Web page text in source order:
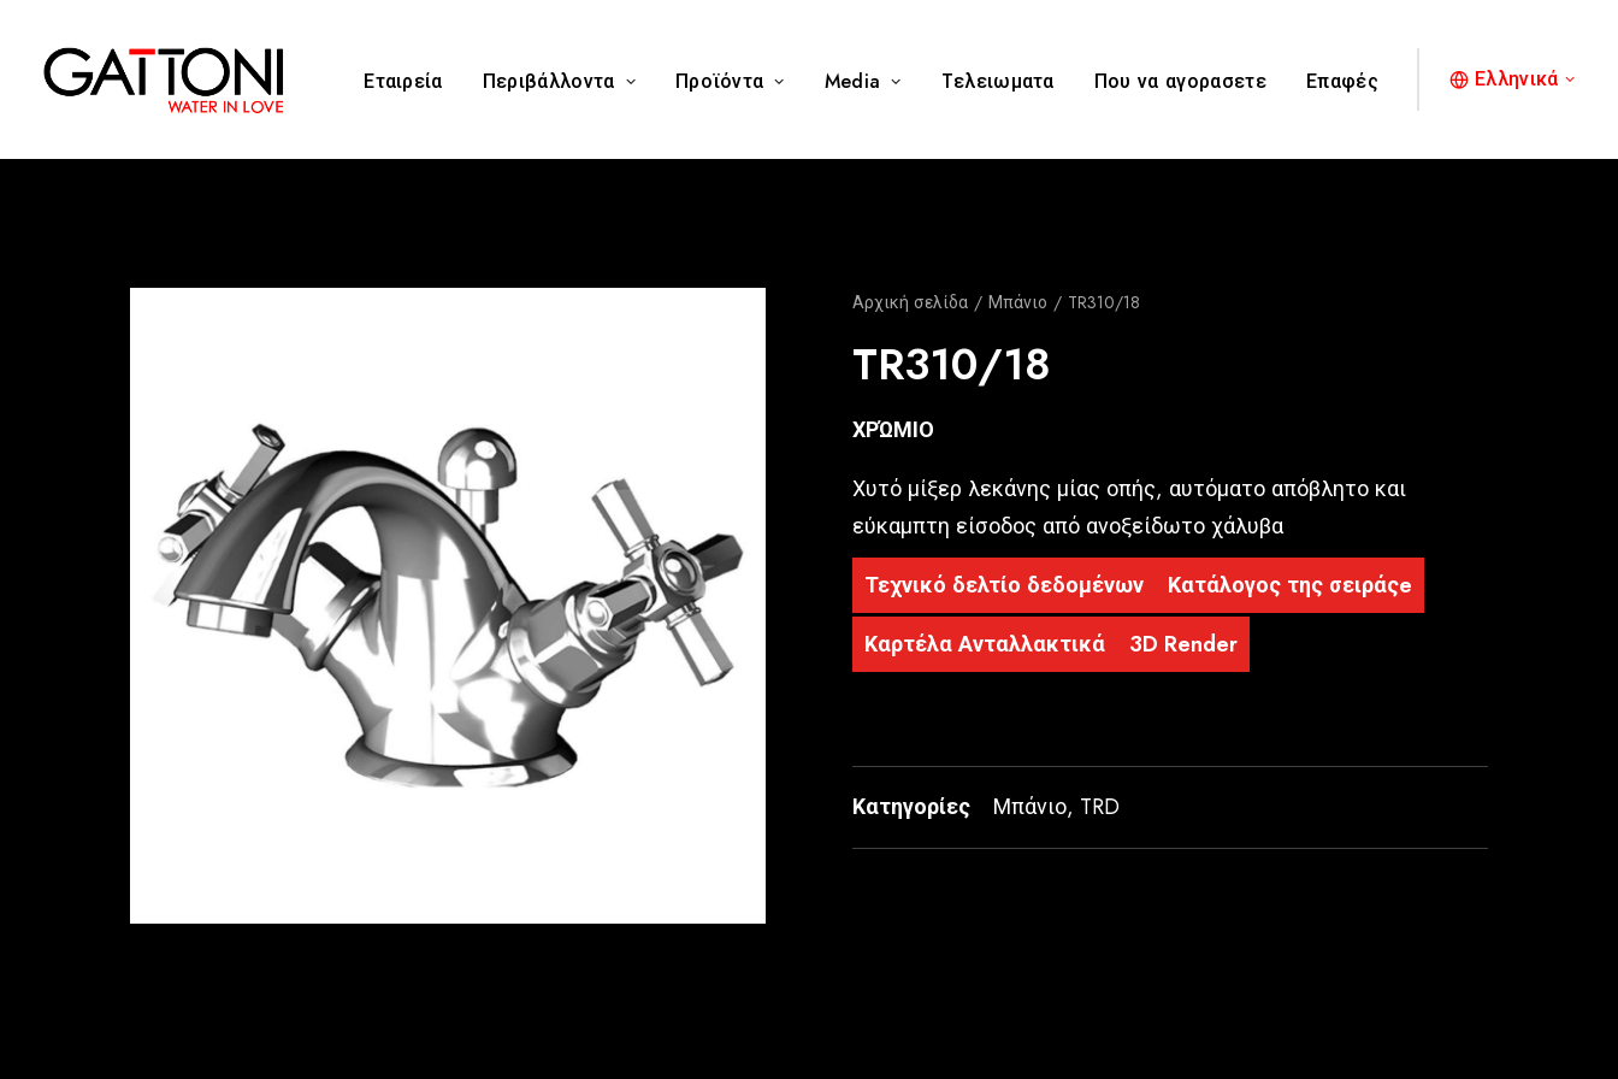
Εταιρεία Περιβάλλοντα Προϊόντα Media Tελειωματα Που να αγορασετε Επαφές Ελληνικά
Αρχική σελίδα Μπάνιο TR310/18
TR310/18
ΧΡΏΜΙΟ
Χυτό μίξερ λεκάνης μίας οπής, αυτόματο απόβλητο και
εύκαμπτη είσοδος από ανοξείδωτο χάλυβα
Τεχνικό δελτίο δεδομένων
Κατάλογος της σειράςe
Καρτέλα Ανταλλακτικά
3D Render
Κατηγορίες Μπάνιο, TRD